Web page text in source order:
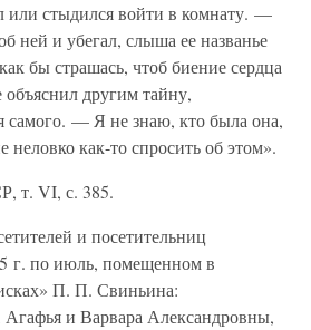
или стыдился войти в комнату. —
ней и убегал, слыша ее названье
бы страшась, чтоб биение сердца
другим тайну,
самого. — Я не знаю, кто была она,
как-то спросить об этом».
т. VI, с. 385.
и посетительниц
г. по июль, помещенном в
П. П. Свиньина:
и Варвара Александровны,